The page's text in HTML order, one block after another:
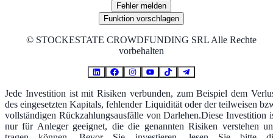
Fehler melden
Funktion vorschlagen
© STOCKESTATE CROWDFUNDING SRL Alle Rechte
vorbehalten
Jede Investition ist mit Risiken verbunden, zum Beispiel dem
des eingesetzten Kapitals, fehlender Liquidität oder der teilweisen
vollständigen Rückzahlungsausfälle von Darlehen.Diese Investition
nur für Anleger geeignet, die die genannten Risiken verstehen